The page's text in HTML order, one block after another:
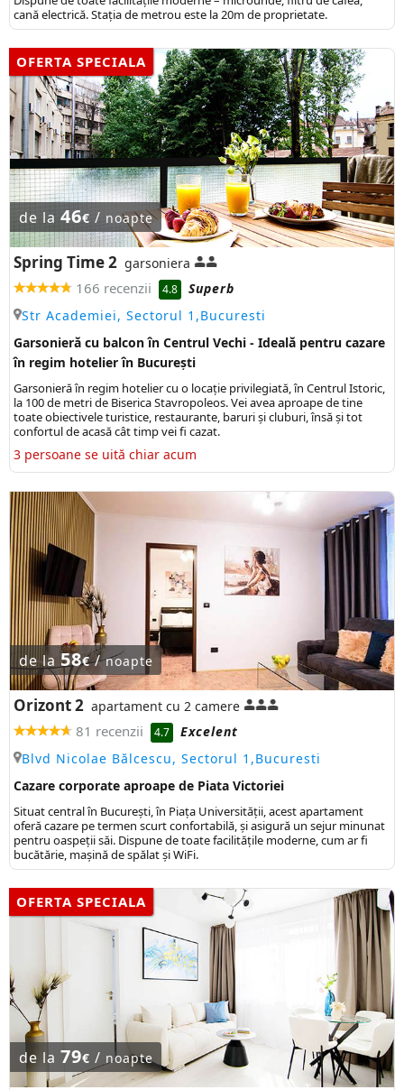
cană electrică. Stația de metrou este la 20m de proprietate.
OFERTA SPECIALA
de la 46€ / noapte
Spring Time 2 garsoniera
166 recenzii 4.8
Superb
Str Academiei, Sectorul 1,Bucuresti
Garsonieră cu balcon în Centrul Vechi - Ideală pentru cazare
în regim hotelier în București
Garsonieră în regim hotelier cu o locație privilegiată, în Centrul Istoric,
la 100 de metri de Biserica Stavropoleos. Vei avea aproape de tine
toate obiectivele turistice, restaurante, baruri și cluburi, însă și tot
confortul de acasă cât timp vei fi cazat.
3 persoane se uită chiar acum
de la 58€/noapte
Orizont 2 apartament cu 2 camere
81 recenzii 4.7
Excelent
Blvd Nicolae Bălcescu, Sectorul 1,Bucuresti
Cazare corporate aproape de Piata Victoriei
Situat central în București, în Piața Universității, acest apartament
oferă cazare pe termen scurt confortabilă, și asigură un sejur minunat
pentru oaspeții săi. Dispune de toate facilitățile moderne, cum ar fi
bucătărie, mașină de spălat și WiFi.
OFERTA SPECIALA
de la 79€ / noapte